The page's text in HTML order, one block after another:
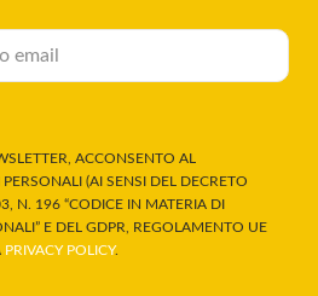
ACCONSENTO AL
(AI SENSI DEL DECRETO
N. 196 “CODICE IN MATERIA DI
E DEL GDPR, REGOLAMENTO UE
PRIVACY POLICY.